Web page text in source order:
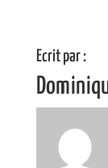
Ecrit par :